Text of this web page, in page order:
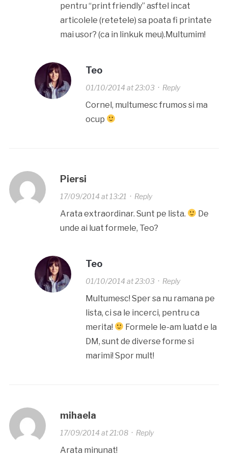
pentru “print friendly” asftel incat
articolele (retetele) sa poata fi printate
mai usor? (ca in linkuk meu).Multumim!
Teo
01/10/2014 at 23:03· Reply
Cornel, multumesc frumos si ma
ocup
Piersi
17/09/2014 at 13:21 · Reply
Arata extraordinar. Sunt pe lista.
De
unde ai luat formele, Teo?
Teo
01/10/2014 at 23:03· Reply
Multumesc! Sper sa nu ramana pe
lista, ci sa le incerci, pentru ca
merita!
Formele le-am luatd e la
DM, sunt de diverse forme si
marimi! Spor mult!
mihaela
17/09/2014 at 21:08· Reply
Arata minunat!